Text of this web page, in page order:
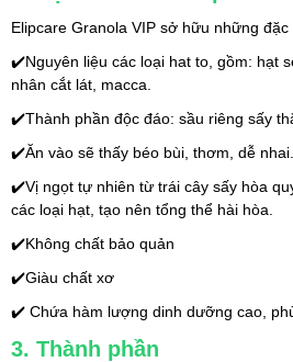
Elipcare Granola VIP sở hữu những đặc
✔️Nguyên liệu các loại hat to, gồm: hạt
nhân cắt lát, macca.
✔️Thành phần độc đáo: sầu riêng sấy
✔️Ăn vào sẽ thấy béo bùi, thơm, dễ nhai.
✔️Vị ngọt tự nhiên từ trái cây sấy hòa
các loại hạt, tạo nên tổng thể hài hòa.
✔️Không chất bảo quản
✔️Giàu chất xơ
✔️ Chứa hàm lượng dinh dưỡng cao,
3. Thành phần